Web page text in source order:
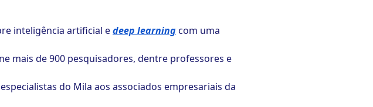
inteligência artificial edeep learningcom uma
mais de 900 pesquisadores, dentre professores e
do Mila aos associados empresariais da